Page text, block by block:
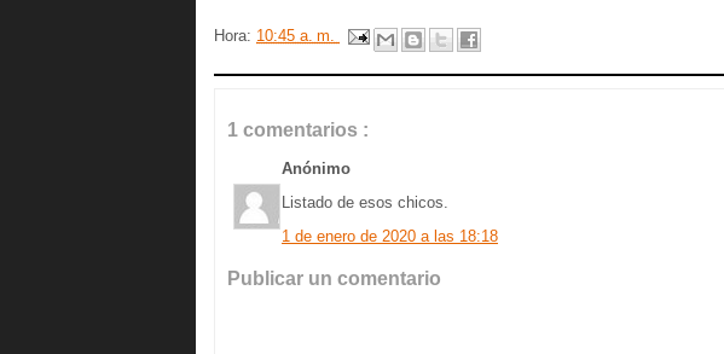
Hora: 10:45 a. m.
1 comentarios :
Anónimo
Listado de esos chicos.
1 de enero de 2020 a las 18:18
Publicar un comentario